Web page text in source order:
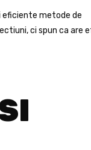
eficiente metode de
ci spun ca are